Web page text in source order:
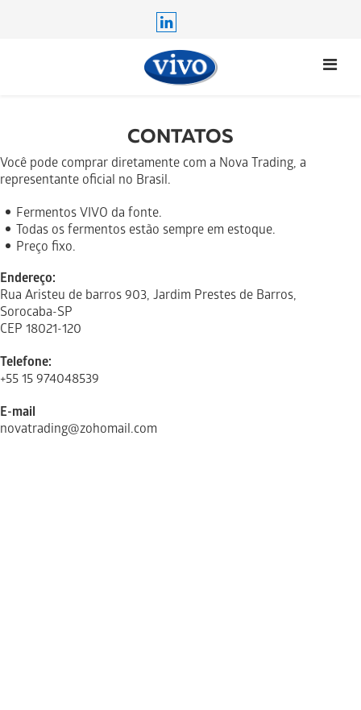
CONTATOS
Você pode comprar diretamente com a Nova Trading, a
representante oficial no Brasil.
Fermentos VIVO da fonte.
Todas os fermentos estão sempre em estoque.
Preço fixo.
Endereço:
Rua Aristeu de barros 903, Jardim Prestes de Barros,
Sorocaba-SP
CEP 18021-120
Telefone:
+55 15 974048539
E-mail
novatrading@zohomail.com